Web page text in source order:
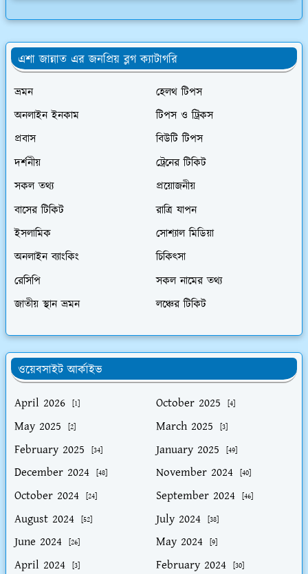
এশা জান্নাত এর জনপ্রিয় ব্লগ ক্যাটাগরি
ভ্রমন
হেলথ টিপস
অনলাইন ইনকাম
টিপস ও ট্রিকস
প্রবাস
বিউটি টিপস
দর্শনীয়
ট্রেনের টিকিট
সকল তথ্য
প্রয়োজনীয়
বাসের টিকিট
রাত্রি যাপন
ইসলামিক
সোশ্যাল মিডিয়া
অনলাইন ব্যাংকিং
চিকিৎসা
রেসিপি
সকল নামের তথ্য
জাতীয় স্থান ভ্রমন
লঞ্চের টিকিট
ওয়েবসাইট আর্কাইভ
April 2026
[1] October 2025 [4]
May 2025 [2] March 2025 [3]
February 2025 [34] January 2025 [49]
December 2024 [48] November 2024 [40]
October 2024 [24] September 2024 [46]
August 2024 [52] July 2024 [38]
June 2024 [26] May 2024 [9]
April 2024 [3] February 2024 [30]